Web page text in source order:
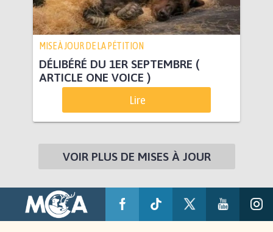
MISE À JOUR DE LA PÉTITION
DÉLIBÉRÉ DU 1ER SEPTEMBRE (
ARTICLE ONE VOICE )
Lire
VOIR PLUS DE MISES À JOUR